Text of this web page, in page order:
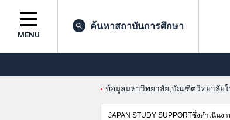
MENU
ค้นหาสถาบันการศึกษา
ข้อมูลมหาวิทยาลัย,บัณฑิตวิทยาลัยใ
JAPAN STUDY SUPPORTซึ่งดำเนิน